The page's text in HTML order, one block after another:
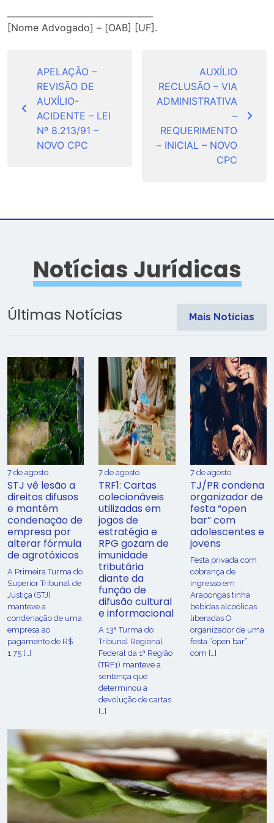
[Nome Advogado] – [OAB] [UF].
Post
APELAÇÃO –
REVISÃO DE
AUXÍLIO-
ACIDENTE – LEI
Nº 8.213/91 –
NOVO CPC
AUXÍLIO
RECLUSÃO – VIA
ADMINISTRATIVA
–
REQUERIMENTO
– INICIAL – NOVO
CPC
Notícias Jurídicas
Últimas Notícias Mais Notícias
7 de agosto
STJ vê lesão a
direitos difusos
e mantém
condenação de
empresa por
alterar fórmula
de agrotóxicos
​A Primeira Turma do
Superior Tribunal de
Justiça (STJ)
manteve a
condenação de uma
empresa ao
pagamento de R$
1,75 […]
7 de agosto
TRF1: Cartas
colecionáveis
utilizadas em
jogos de
estratégia e
RPG gozam de
imunidade
tributária
diante da
função de
difusão cultural
e informacional
A 13ª Turma do
Tribunal Regional
Federal da 1ª Região
(TRF1) manteve a
sentença que
determinou a
devolução de cartas
[…]
7 de agosto
TJ/PR condena
organizador de
festa “open
bar” com
adolescentes e
jovens
Festa privada com
cobrança de
ingresso em
Arapongas tinha
bebidas alcoólicas
liberadas O
organizador de uma
festa “open bar”,
com […]